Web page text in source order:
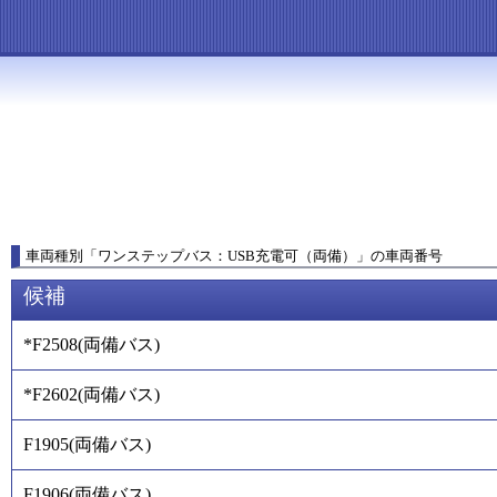
車両種別 「 ワンステップバス：USB充電可（両備） 」 の車両番号
候補
*F2508(両備バス)
*F2602(両備バス)
F1905(両備バス)